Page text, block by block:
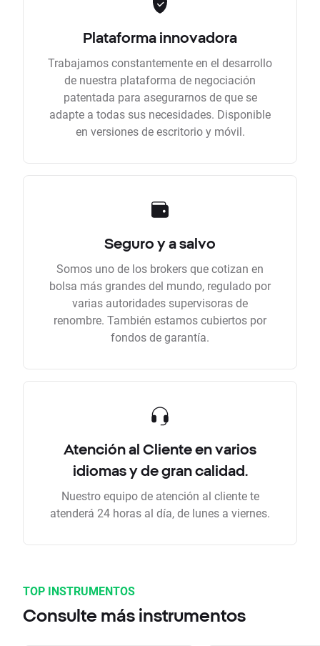
Plataforma innovadora
Trabajamos constantemente en el desarrollo
de nuestra plataforma de negociación
patentada para asegurarnos de que se
adapte a todas sus necesidades. Disponible
en versiones de escritorio y móvil.
Seguro y a salvo
Somos uno de los brokers que cotizan en
bolsa más grandes del mundo, regulado por
varias autoridades supervisoras de
renombre. También estamos cubiertos por
fondos de garantía.
Atención al Cliente en varios
idiomas y de gran calidad.
Nuestro equipo de atención al cliente te
atenderá 24 horas al día, de lunes a viernes.
TOP INSTRUMENTOS
Consulte más instrumentos